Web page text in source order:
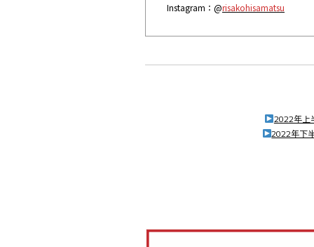
Instagram：@risakohisamatsu
2022年上
2022年下